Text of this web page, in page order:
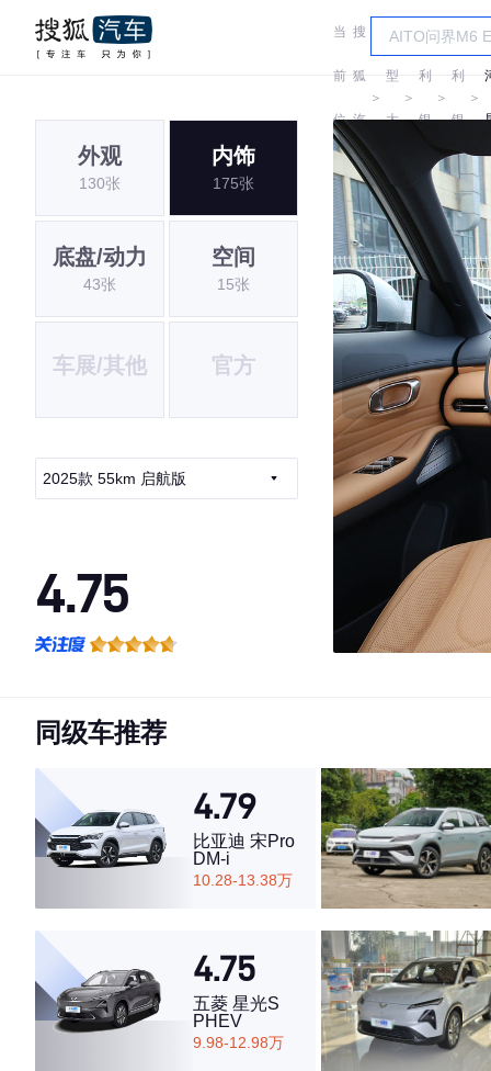
当
前
位
置:
搜
狐
汽
车
＞
车
型
大
＞
吉
利
银
＞
吉
利
银
＞
外观
130张
内饰
175张
底盘/动力
43张
空间
15张
车展/其他 官方
2025款 55km 启航版
4.75
·空间表现较为优秀，优于76%同级车
同级车推荐
4.79
比亚迪 宋Pro
DM-i
10.28-13.38万
4.75
五菱 星光S
PHEV
9.98-12.98万